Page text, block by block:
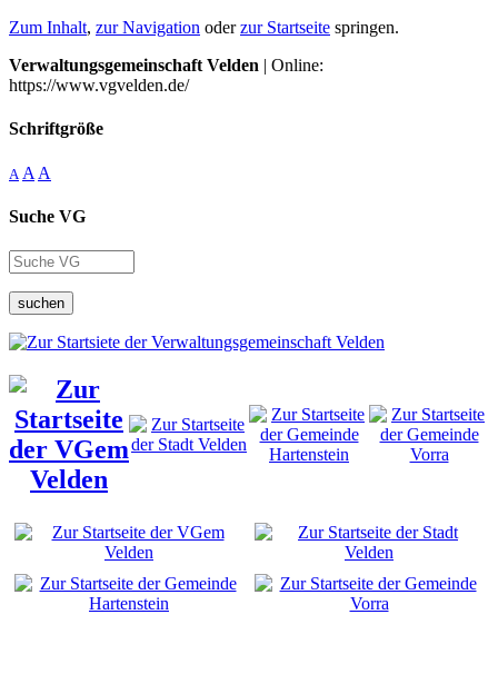
Zum Inhalt, zur Navigation oderzur Startseite springen.
Verwaltungsgemeinschaft Velden | Online:
https://www.vgvelden.de/
Schriftgröße
A A A
Suche VG
suchen